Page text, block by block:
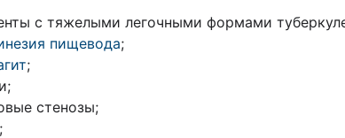
с тяжелыми легочными формами
пищевода;
;
стенозы;
;